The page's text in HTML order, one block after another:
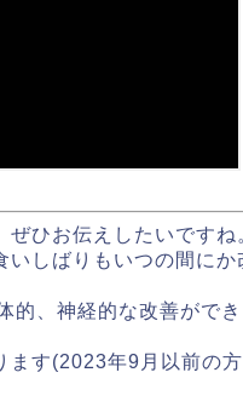
ひお伝えしたいですね
いしばりもいつの間にか
、神経的な改善ができ
ます(2023年9月以前の